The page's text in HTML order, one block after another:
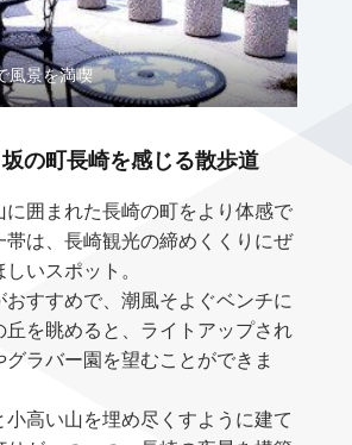
風景を満喫
の町長崎を感じる散歩道
に囲まれた長崎の町をより体感で
帯は、長崎観光の締めくくりにぜ
いスポット。
おすすめで、潮風そよぐベンチに
丘を眺めると、ライトアップされ
グラバー園を望むことができま
小高い山を埋め尽くすように建て